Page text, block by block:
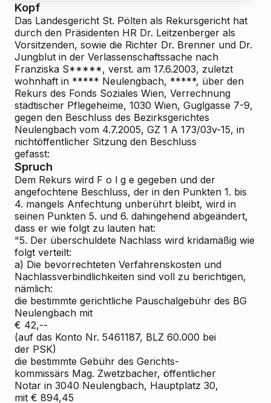
Kopf
Das Landesgericht St. Pölten als Rekursgericht hat
durch den Präsidenten HR Dr. Leitzenberger als
Vorsitzenden, sowie die Richter Dr. Brenner und Dr.
Jungblut in der Verlassenschaftssache nach
Franziska S*****, verst. am 17.6.2003, zuletzt
wohnhaft in ***** Neulengbach, *****, über den
Rekurs des Fonds Soziales Wien, Verrechnung
städtischer Pflegeheime, 1030 Wien, Guglgasse 7-9,
gegen den Beschluss des Bezirksgerichtes
Neulengbach vom 4.7.2005, GZ 1 A 173/03v-15, in
nichtöffentlicher Sitzung den Beschluss
gefasst:
Spruch
Dem Rekurs wird F o l g e gegeben und der
angefochtene Beschluss, der in den Punkten 1. bis
4. mangels Anfechtung unberührt bleibt, wird in
seinen Punkten 5. und 6. dahingehend abgeändert,
dass er wie folgt zu lauten hat:
"5. Der überschuldete Nachlass wird kridamäßig wie
folgt verteilt:
a) Die bevorrechteten Verfahrenskosten und
Nachlassverbindlichkeiten sind voll zu berichtigen,
nämlich:
die bestimmte gerichtliche Pauschalgebühr des BG
Neulengbach mit
€ 42,--
(auf das Konto Nr. 5461187, BLZ 60.000 bei
der PSK)
die bestimmte Gebühr des Gerichts-
kommissärs Mag. Zwetzbacher, öffentlicher
Notar in 3040 Neulengbach, Hauptplatz 30,
mit € 894,45